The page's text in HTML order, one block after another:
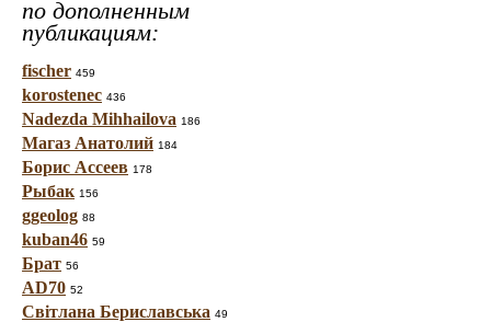
по дополненным
публикациям:
fischer 459
korostenec 436
Nadezda Mihhailova 186
Магаз Анатолий 184
Борис Ассеев 178
Рыбак 156
ggeolog 88
kuban46 59
Брат 56
AD70 52
Світлана Бериславська 49